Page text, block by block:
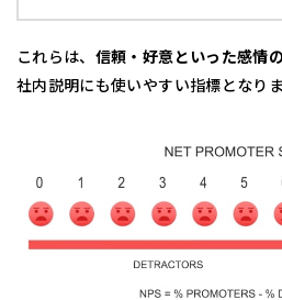
これらは、 信頼・好意といった感情
社内説明にも使いやすい指標となりま